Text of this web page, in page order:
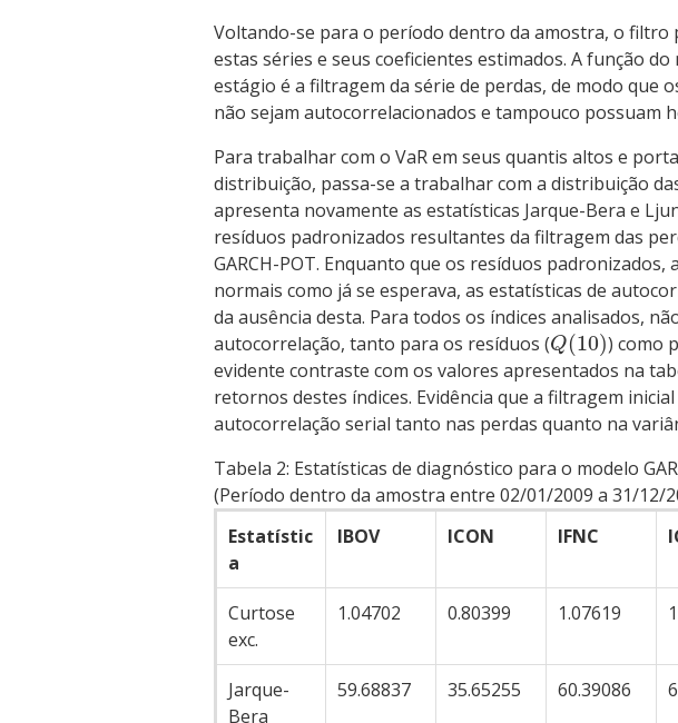
Voltando-se para o período dentro da amostra, o filtro
estas séries e seus coeficientes estimados. A função
estágio é a filtragem da série de perdas, de modo que
não sejam autocorrelacionados e tampouco possuam
Para trabalhar com o VaR em seus quantis altos e
distribuição, passa-se a trabalhar com a distribuição
apresenta novamente as estatísticas Jarque-Bera e
resíduos padronizados resultantes da filtragem das
GARCH-POT. Enquanto que os resíduos
normais como já se esperava, as estatísticas de
da ausência desta. Para todos os índices analisados,
autocorrelação, tanto para os resíduos (Q(10)) como
evidente contraste com os valores apresentados na
retornos destes índices. Evidência que a filtragem
autocorrelação serial tanto nas perdas quanto na
Tabela 2: Estatísticas de diagnóstico para o modelo
(Período dentro da amostra entre 02/01/2009 a 31/12/
Estatístic
a
IBOV ICON IFNC
Curtose
exc.
1.04702 0.80399 1.07619
Jarque-
Bera
59.68837 35.65255 60.39086